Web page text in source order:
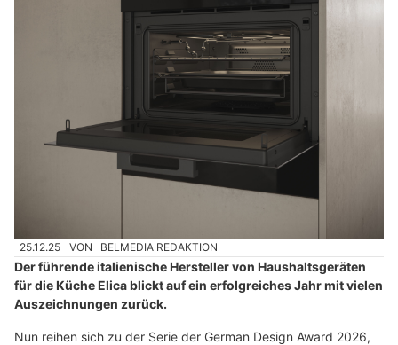
25.12.25 VON BELMEDIA REDAKTION
Der führende italienische Hersteller von Haushaltsgeräten
für die Küche Elica blickt auf ein erfolgreiches Jahr mit vielen
Auszeichnungen zurück.
Nun reihen sich zu der Serie der German Design Award 2026,